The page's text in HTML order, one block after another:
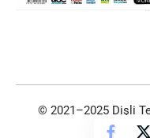
© 2021–2025 Dişli